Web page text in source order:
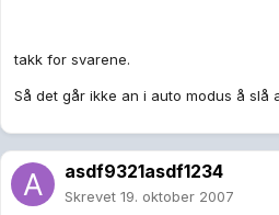
takk for svarene.
Så det går ikke an i auto modus å slå
asdf9321asdf1234
Skrevet 19. oktober 2007